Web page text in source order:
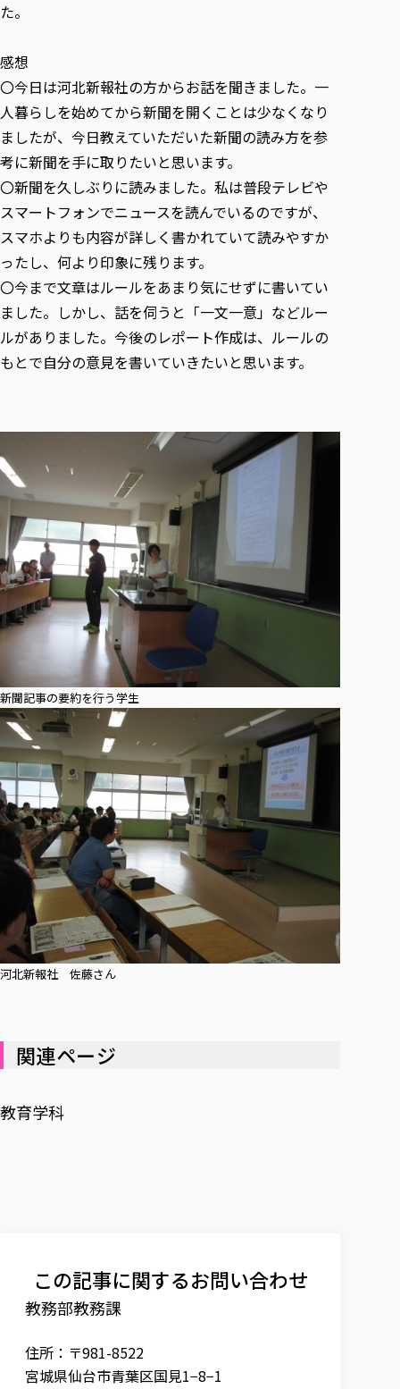
学生総合補償制度
スポーツ傷害保険
た。
感想
〇今日は河北新報社の方からお話を聞きました。一
人暮らしを始めてから新聞を開くことは少なくなり
ましたが、今日教えていただいた新聞の読み方を参
考に新聞を手に取りたいと思います。
〇新聞を久しぶりに読みました。私は普段テレビや
スマートフォンでニュースを読んでいるのですが、
スマホよりも内容が詳しく書かれていて読みやすか
ったし、何より印象に残ります。
〇今まで文章はルールをあまり気にせずに書いてい
ました。しかし、話を伺うと「一文一意」などルー
ルがありました。今後のレポート作成は、ルールの
もとで自分の意見を書いていきたいと思います。
新聞記事の要約を行う学生
河北新報社 佐藤さん
関連ページ
教育学科
この記事に関するお問い合わせ
教務部教務課
住所：〒981-8522
宮城県仙台市青葉区国見1−8−1